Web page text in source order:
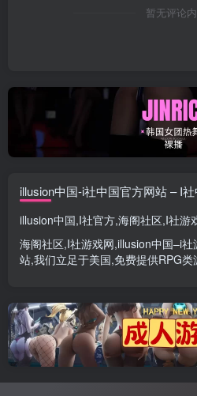
暂无评论
illusion中国-i社中国官方网站 – I
illusion中国,I社官方,海阁社区,I社游
海阁社区,I社游戏网,illusion中国–i社
站,我们立足于美国,免费提供RPG类